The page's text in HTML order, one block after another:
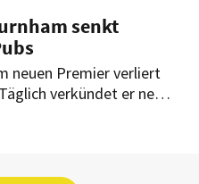
senkt
neuen Premier verliert
verkündet er neue
der Menschen zu